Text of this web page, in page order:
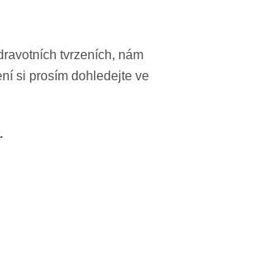
tvrzeních, nám
si prosím dohledejte ve